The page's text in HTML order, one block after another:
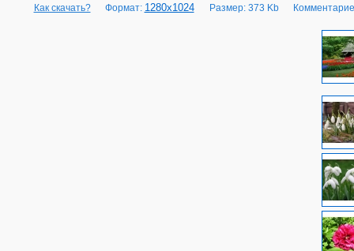
Как скачать? Формат: 1280x1024 Размер: 373 Kb